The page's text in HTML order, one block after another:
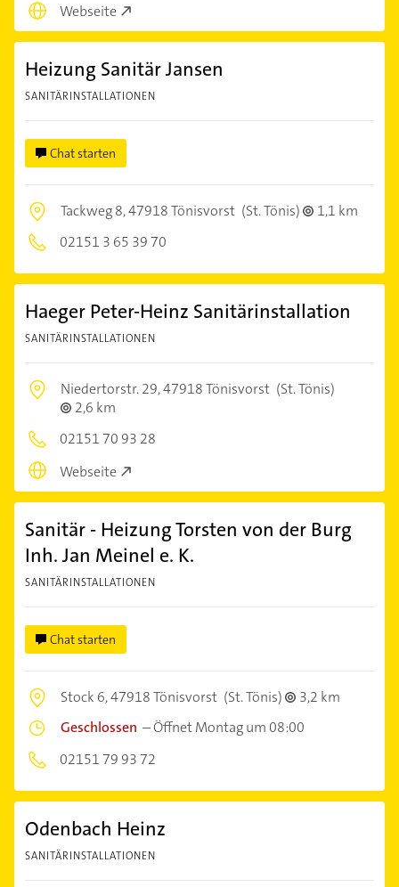
Webseite
Heizung Sanitär Jansen
SANITÄRINSTALLATIONEN
Chat starten
Tackweg 8,47918 Tönisvorst (St. Tönis)
1,1 km
02151 3 65 39 70
Haeger Peter-Heinz Sanitärinstallation
SANITÄRINSTALLATIONEN
Niedertorstr. 29,47918 Tönisvorst (St. Tönis)
2,6 km
02151 70 93 28
Webseite
Sanitär - Heizung Torsten von der Burg
Inh. Jan Meinel e. K.
SANITÄRINSTALLATIONEN
Chat starten
Stock 6,47918 Tönisvorst (St. Tönis)
3,2 km
Geschlossen –Öffnet Montag um 08:00
02151 79 93 72
Odenbach Heinz
SANITÄRINSTALLATIONEN